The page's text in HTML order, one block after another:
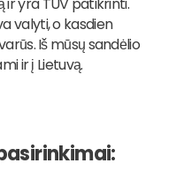
ir yra TÜV patikrinti.
valyti, o kasdien
Iš mūsų sandėlio
ir į Lietuvą.